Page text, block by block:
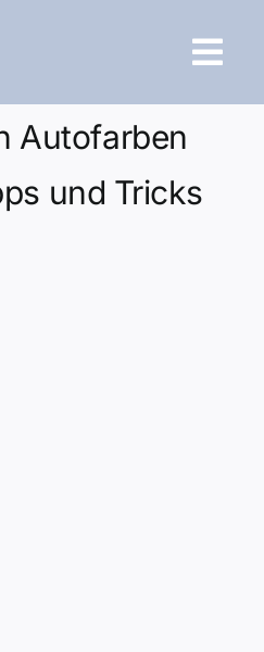
Autofarben
und Tricks